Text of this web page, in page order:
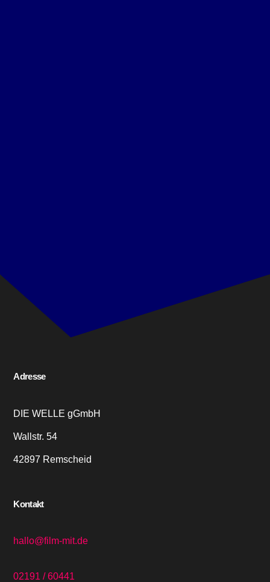
Adresse
DIE WELLE gGmbH
Wallstr. 54
42897 Remscheid
Kontakt
hallo@film-mit.de
02191 / 60441